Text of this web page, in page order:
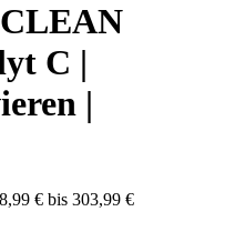
C |
|
€ bis 303,99 €